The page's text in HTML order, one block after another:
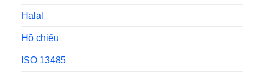
Halal
Hộ chiếu
ISO 13485